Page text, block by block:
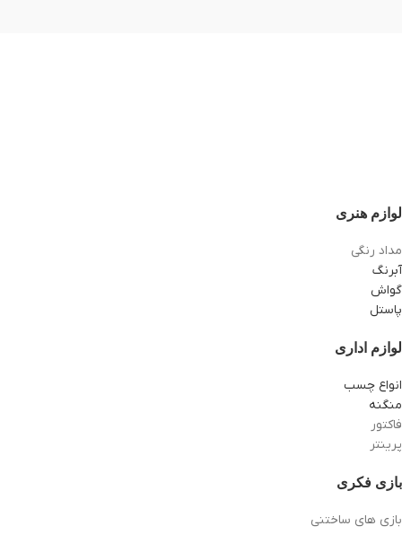
لوازم هنری
مداد رنگی
آبرنگ
گواش
پاستل
لوازم اداری
انواع چسب
منگنه
فاکتور
پرینتر
بازی فکری
بازی های ساختنی